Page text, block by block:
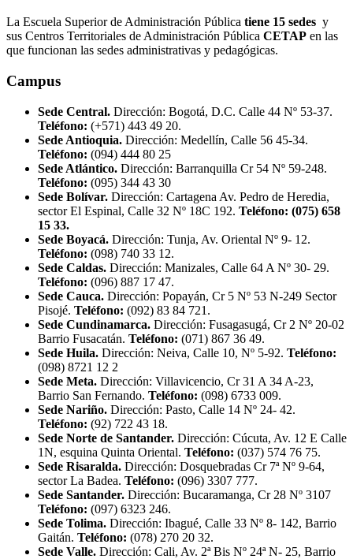
La Escuela Superior de Administración Pública tiene 15 sedes y
sus Centros Territoriales de Administración Pública CETAP en las
que funcionan las sedes administrativas y pedagógicas.
Campus
Sede Central. Dirección: Bogotá, D.C. Calle 44 Nº 53-37.
Teléfono: (+571) 443 49 20.
Sede Antioquia. Dirección: Medellín, Calle 56 45-34.
Teléfono: (094) 444 80 25
Sede Atlántico. Dirección: Barranquilla Cr 54 Nº 59-248.
Teléfono: (095) 344 43 30
Sede Bolívar. Dirección: Cartagena Av. Pedro de Heredia,
sector El Espinal, Calle 32 Nº 18C 192. Teléfono: (075) 658
15 33.
Sede Boyacá. Dirección: Tunja, Av. Oriental Nº 9- 12.
Teléfono: (098) 740 33 12.
Sede Caldas. Dirección: Manizales, Calle 64 A Nº 30- 29.
Teléfono: (096) 887 17 47.
Sede Cauca. Dirección: Popayán, Cr 5 Nº 53 N-249 Sector
Pisojé. Teléfono: (092) 83 84 721.
Sede Cundinamarca. Dirección: Fusagasugá, Cr 2 Nº 20-02
Barrio Fusacatán. Teléfono: (071) 867 36 49.
Sede Huila. Dirección: Neiva, Calle 10, Nº 5-92. Teléfono:
(098) 8721 12 2
Sede Meta. Dirección: Villavicencio, Cr 31 A 34 A-23,
Barrio San Fernando. Teléfono: (098) 6733 009.
Sede Nariño. Dirección: Pasto, Calle 14 Nº 24- 42.
Teléfono: (92) 722 43 18.
Sede Norte de Santander. Dirección: Cúcuta, Av. 12 E Calle
1N, esquina Quinta Oriental. Teléfono: (037) 574 76 75.
Sede Risaralda. Dirección: Dosquebradas Cr 7ª Nº 9-64,
sector La Badea. Teléfono: (096) 3307 777.
Sede Santander. Dirección: Bucaramanga, Cr 28 Nº 3107
Teléfono: (097) 6323 246.
Sede Tolima. Dirección: Ibagué, Calle 33 Nº 8- 142, Barrio
Gaitán. Teléfono: (078) 270 20 32.
Sede Valle. Dirección: Cali, Av. 2ª Bis Nº 24ª N- 25, Barrio